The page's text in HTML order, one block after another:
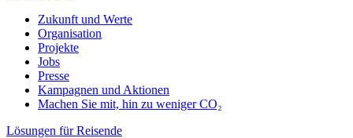
Zukunft und Werte
Organisation
Projekte
Jobs
Presse
Kampagnen und Aktionen
Machen Sie mit, hin zu weniger CO₂
Lösungen für Reisende